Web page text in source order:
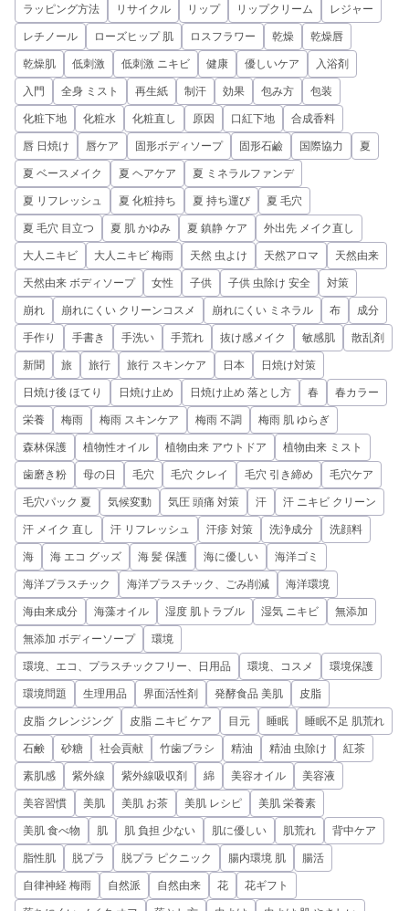
ラッピング方法 リサイクル リップ リップクリーム レジャー
レチノール ローズヒップ 肌 ロスフラワー 乾燥 乾燥唇
乾燥肌 低刺激 低刺激 ニキビ 健康 優しいケア 入浴剤
入門 全身 ミスト 再生紙 制汗 効果 包み方 包装
化粧下地 化粧水 化粧直し 原因 口紅下地 合成香料
唇 日焼け 唇ケア 固形ボディソープ 固形石鹼 国際協力 夏
夏 ベースメイク 夏 ヘアケア 夏 ミネラルファンデ
夏 リフレッシュ 夏 化粧持ち 夏 持ち運び 夏 毛穴
夏 毛穴 目立つ 夏 肌 かゆみ 夏 鎮静 ケア 外出先 メイク直し
大人ニキビ 大人ニキビ 梅雨 天然 虫よけ 天然アロマ 天然由来
天然由来 ボディソープ 女性 子供 子供 虫除け 安全 対策
崩れ 崩れにくい クリーンコスメ 崩れにくい ミネラル 布 成分
手作り 手書き 手洗い 手荒れ 抜け感メイク 敏感肌 散乱剤
新聞 旅 旅行 旅行 スキンケア 日本 日焼け対策
日焼け後 ほてり 日焼け止め 日焼け止め 落とし方 春 春カラー
栄養 梅雨 梅雨 スキンケア 梅雨 不調 梅雨 肌 ゆらぎ
森林保護 植物性オイル 植物由来 アウトドア 植物由来 ミスト
歯磨き粉 母の日 毛穴 毛穴 クレイ 毛穴 引き締め 毛穴ケア
毛穴パック 夏 気候変動 気圧 頭痛 対策 汗 汗 ニキビ クリーン
汗 メイク 直し 汗 リフレッシュ 汗疹 対策 洗浄成分 洗顔料
海 海 エコ グッズ 海 髪 保護 海に優しい 海洋ゴミ
海洋プラスチック 海洋プラスチック、ごみ削減 海洋環境
海由来成分 海藻オイル 湿度 肌トラブル 湿気 ニキビ 無添加
無添加 ボディーソープ 環境
環境、エコ、プラスチックフリー、日用品 環境、コスメ 環境保護
環境問題 生理用品 界面活性剤 発酵食品 美肌 皮脂
皮脂 クレンジング 皮脂 ニキビ ケア 目元 睡眠 睡眠不足 肌荒れ
石鹸 砂糖 社会貢献 竹歯ブラシ 精油 精油 虫除け 紅茶
素肌感 紫外線 紫外線吸収剤 綿 美容オイル 美容液
美容習慣 美肌 美肌 お茶 美肌 レシピ 美肌 栄養素
美肌 食べ物 肌 肌 負担 少ない 肌に優しい 肌荒れ 背中ケア
脂性肌 脱プラ 脱プラ ピクニック 腸内環境 肌 腸活
自律神経 梅雨 自然派 自然由来 花 花ギフト